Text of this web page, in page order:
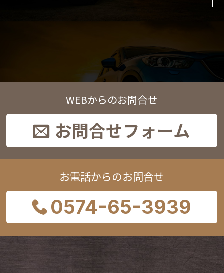
WEBからのお問合せ
お問合せフォーム
お電話からのお問合せ
0574-65-3939